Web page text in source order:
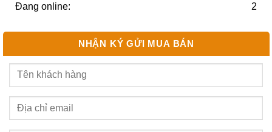
2
Đang online:
NHẬN KÝ GỬI MUA BÁN